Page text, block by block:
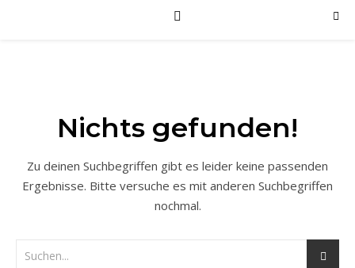
Nichts gefunden!
Zu deinen Suchbegriffen gibt es leider keine passenden
Ergebnisse. Bitte versuche es mit anderen Suchbegriffen
nochmal.